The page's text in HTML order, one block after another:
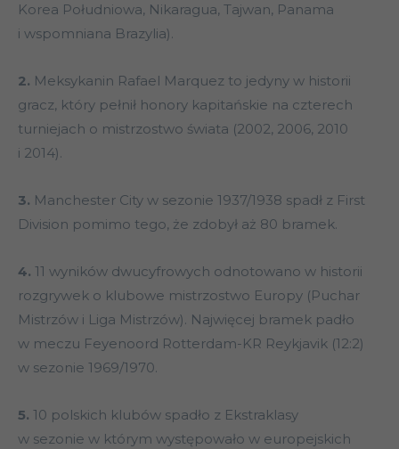
Korea Południowa, Nikaragua, Tajwan, Panama
i wspomniana Brazylia).
2. Meksykanin Rafael Marquez to jedyny w historii
gracz, który pełnił honory kapitańskie na czterech
turniejach o mistrzostwo świata (2002, 2006, 2010
i 2014).
3. Manchester City w sezonie 1937/1938 spadł z First
Division pomimo tego, że zdobył aż 80 bramek.
4. 11 wyników dwucyfrowych odnotowano w historii
rozgrywek o klubowe mistrzostwo Europy (Puchar
Mistrzów i Liga Mistrzów). Najwięcej bramek padło
w meczu Feyenoord Rotterdam-KR Reykjavik (12:2)
w sezonie 1969/1970.
5. 10 polskich klubów spadło z Ekstraklasy
w sezonie w którym występowało w europejskich